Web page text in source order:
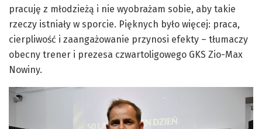
pracuję z młodzieżą i nie wyobrażam sobie, aby takie
rzeczy istniały w sporcie. Pięknych było więcej: praca,
cierpliwość i zaangażowanie przynosi efekty – tłumaczy
obecny trener i prezesa czwartoligowego GKS Zio-Max
Nowiny.